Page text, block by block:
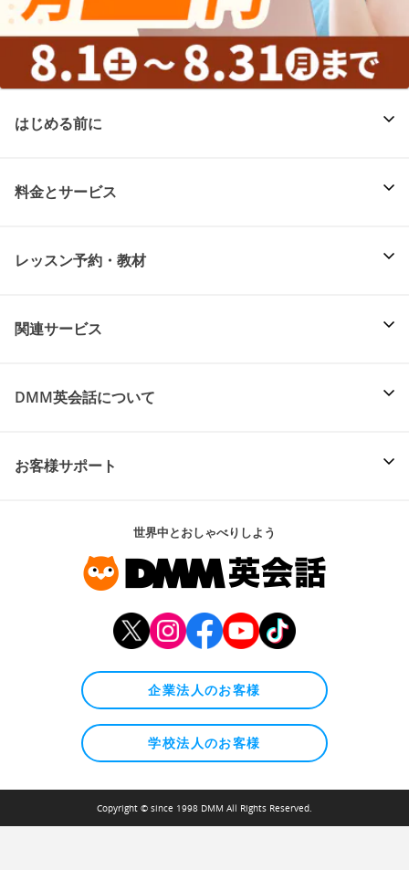
はじめる前に
料金とサービス
レッスン予約・教材
関連サービス
DMM英会話について
お客様サポート
世界中とおしゃべりしよう
企業法人のお客様
学校法人のお客様
Copyright © since 1998 DMM All Rights Reserved.